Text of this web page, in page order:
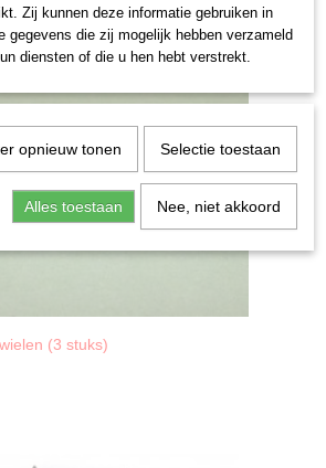
(3 stuks)
Zij kunnen deze informatie gebruiken in
gegevens die zij mogelijk hebben verzameld
diensten of die u hen hebt verstrekt.
opnieuw tonen Selectie toestaan
Alles toestaan Nee, niet akkoord